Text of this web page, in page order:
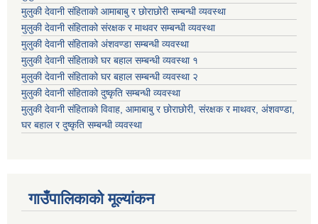
मुलुकी देवानी संहिताको आमाबाबु र छोराछोरी सम्बन्धी व्यवस्था
मुलुकी देवानी संहिताको संरक्षक र माथवर सम्बन्धी व्यवस्था
मुलुकी देवानी संहिताको अंशवण्डा सम्बन्धी व्यवस्था
मुलुकी देवानी संहिताको घर बहाल सम्बन्धी व्यवस्था १
मुलुकी देवानी संहिताको घर बहाल सम्बन्धी व्यवस्था २
मुलुकी देवानी संहिताको दुष्कृति सम्बन्धी व्यवस्था
मुलुकी देवानी संहिताको विवाह, आमाबाबु र छोराछोरी, संरक्षक र माथवर, अंशवण्डा,
घर बहाल र दुष्कृति सम्बन्धी व्यवस्था
गाउँपालिकाको मूल्यांकन